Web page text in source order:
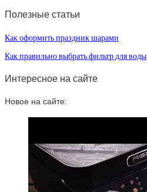
Полезные статьи
Как оформить праздник шарами
Как правильно выбрать фильтр для воды
Интересное на сайте
Новое на сайте: